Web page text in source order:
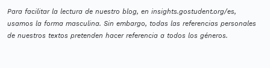
Para facilitar la lectura de nuestro blog, en insights.gostudent.org/es,
usamos la forma masculina. Sin embargo, todas las referencias personales
de nuestros textos pretenden hacer referencia a todos los géneros.